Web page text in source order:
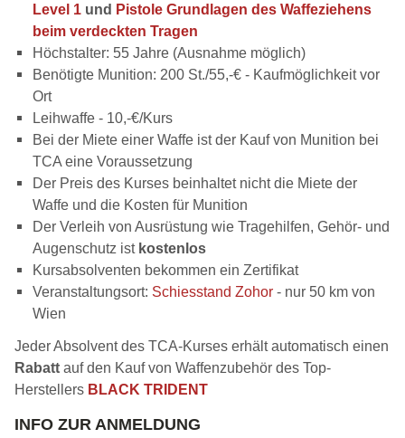
Level 1 und Pistole Grundlagen des Waffeziehens
beim verdeckten Tragen
Höchstalter: 55 Jahre (Ausnahme möglich)
Benötigte Munition: 200 St./55,-€ - Kaufmöglichkeit vor
Ort
Leihwaffe - 10,-€/Kurs
Bei der Miete einer Waffe ist der Kauf von Munition bei
TCA eine Voraussetzung
Der Preis des Kurses beinhaltet nicht die Miete der
Waffe und die Kosten für Munition
Der Verleih von Ausrüstung wie Tragehilfen, Gehör- und
Augenschutz ist kostenlos
Kursabsolventen bekommen ein Zertifikat
Veranstaltungsort: Schiesstand Zohor - nur 50 km von
Wien
Jeder Absolvent des TCA-Kurses erhält automatisch einen
Rabatt auf den Kauf von Waffenzubehör des Top-
Herstellers BLACK TRIDENT
INFO ZUR ANMELDUNG